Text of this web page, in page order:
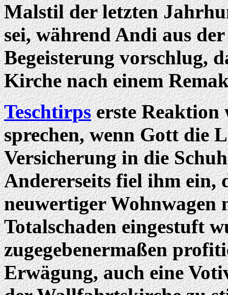
Malstil der letzten
sei, während Andi aus
Begeisterung vorschlug,
Kirche nach einem
Teschtirpserste Reaktion
sprechen, wenn Gott die
Versicherung in die
Andererseits fiel ihm ein,
neuwertiger Wohnwagen
Totalschaden eingestuft
zugegebenermaßen
Erwägung, auch eine